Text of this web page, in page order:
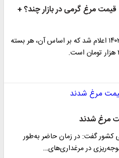
مرغ امروز ۴ آذر | قیمت مرغ گرمی در بازار چند؟ +
قیمت گوشت مرغ در تاریخ ۴ آذر ۱۴۰۲ اعلام شد که بر اساس آن، هر بسته
مرغ شدند
کشور گفت: در زمان حاضر به‌طور